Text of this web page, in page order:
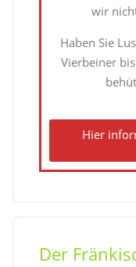
wir
Haben Sie
Vierbeiner
Hier
Der